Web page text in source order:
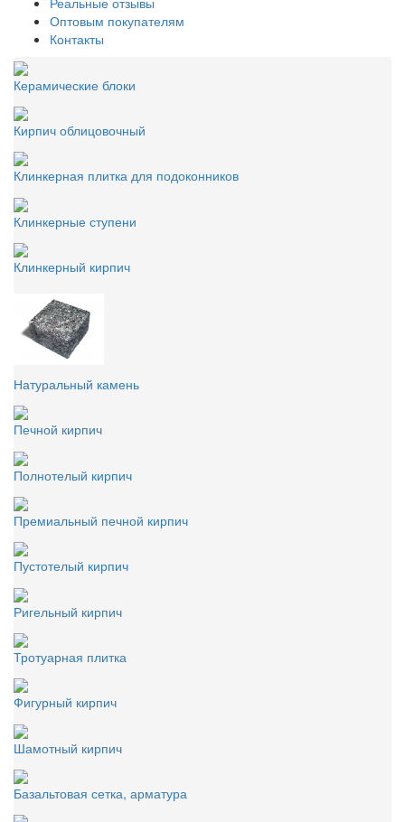
Оптовым покупателям
Контакты
Керамические блоки
Кирпич облицовочный
Клинкерная плитка для подоконников
Клинкерные ступени
Клинкерный кирпич
Натуральный камень
Печной кирпич
Полнотелый кирпич
Премиальный печной кирпич
Пустотелый кирпич
Ригельный кирпич
Тротуарная плитка
Фигурный кирпич
Шамотный кирпич
Базальтовая сетка, арматура